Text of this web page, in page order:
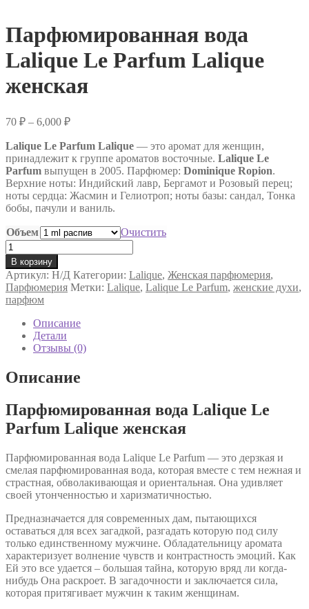
Парфюмированная вода
Lalique Le Parfum Lalique
женская
70 ₽ – 6,000 ₽Диапазон
70 ₽
–
6,000 ₽
Lalique Le Parfum Lalique — это аромат для женщин,
принадлежит к группе ароматов восточные. Lalique Le
Parfum выпущен в 2005. Парфюмер: Dominique Ropion.
Верхние ноты: Индийский лавр, Бергамот и Розовый перец;
ноты сердца: Жасмин и Гелиотроп; ноты базы: сандал, Тонка
бобы, пачули и ваниль.
Объем
Очистить
Количество
товара
Парфюмированная
вода
Lalique
Le
Parfum
Lalique
женская
В корзину
Артикул: Н/Д Категории: Lalique, Женская парфюмерия,
Парфюмерия Метки: Lalique, Lalique Le Parfum, женские духи,
парфюм
Описание
Детали
Отзывы (0)
Описание
Парфюмированная вода Lalique Le
Parfum Lalique женская
Парфюмированная вода Lalique Le Parfum — это дерзкая и
смелая парфюмированная вода, которая вместе с тем нежная и
страстная, обволакивающая и ориентальная. Она удивляет
своей утонченностью и харизматичностью.
Предназначается для современных дам, пытающихся
оставаться для всех загадкой, разгадать которую под силу
только единственному мужчине. Обладательницу аромата
характеризует волнение чувств и контрастность эмоций. Как
Ей это все удается – большая тайна, которую вряд ли когда-
нибудь Она раскроет. В загадочности и заключается сила,
которая притягивает мужчин к таким женщинам.